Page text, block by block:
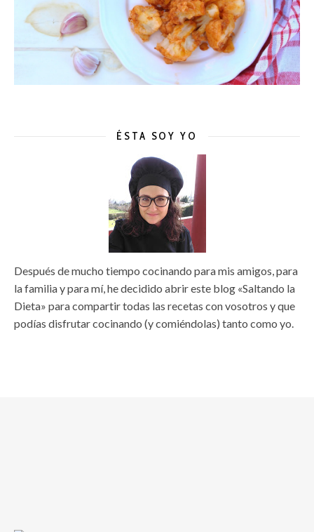
ÉSTA SOY YO
Después de mucho tiempo cocinando para mis amigos, para
la familia y para mí, he decidido abrir este blog «Saltando la
Dieta» para compartir todas las recetas con vosotros y que
podías disfrutar cocinando (y comiéndolas) tanto como yo.